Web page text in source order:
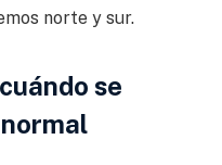
norte y sur.
se